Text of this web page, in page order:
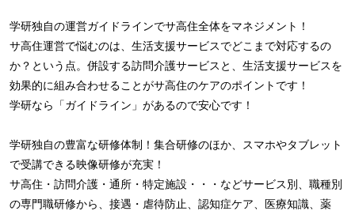
学研独自の運営ガイドラインでサ高住全体をマネジメント！
サ高住運営で悩むのは、生活支援サービスでどこまで対応するの
か？という点。併設する訪問介護サービスと、生活支援サービスを
効果的に組み合わせることがサ高住のケアのポイントです！
学研なら「ガイドライン」があるので安心です！
学研独自の豊富な研修体制！集合研修のほか、スマホやタブレット
で受講できる映像研修が充実！
サ高住・訪問介護・通所・特定施設・・・などサービス別、職種別
の専門職研修から、接遇・虐待防止、認知症ケア、医療知識、薬